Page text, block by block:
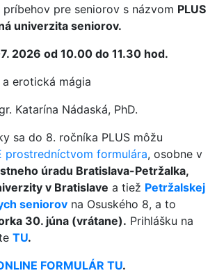
pre seniorov s názvom PLUS
univerzita seniorov.
2026 od 10.00 do 11.30 hod.
erotická mágia
Katarína Nádaská, PhD.
sa do 8. ročníka PLUS môžu
prostredníctvom formulára, osobne v
úradu Bratislava-Petržalka,
v Bratislave a tiež Petržalskej
seniorov na Osuského 8, a to
30. júna (vrátane). Prihlášku na
TU.
FORMULÁR TU.